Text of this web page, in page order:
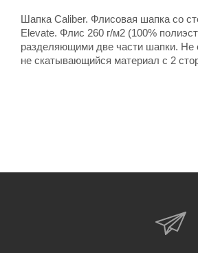
Шапка Caliber. Флисовая шапка со
Elevate. Флис 260 г/м2 (100%
разделяющими две части шапки. Не
не скатывающийся материал с 2